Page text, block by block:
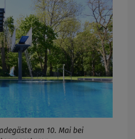
am 10. Mai bei